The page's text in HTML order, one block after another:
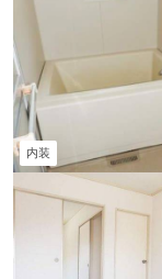
内装